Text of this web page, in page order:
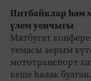
Питбайклар һәм
үлем уенчыгы
Матбугат
темасы аерым
мототранспорт
кеше һәлак булган.